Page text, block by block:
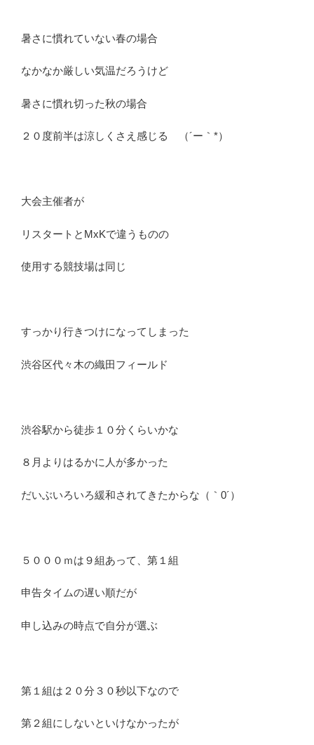
暑さに慣れていない春の場合
なかなか厳しい気温だろうけど
暑さに慣れ切った秋の場合
２０度前半は涼しくさえ感じる （´ー｀*）
大会主催者が
リスタートとMxKで違うものの
使用する競技場は同じ
すっかり行きつけになってしまった
渋谷区代々木の織田フィールド
渋谷駅から徒歩１０分くらいかな
８月よりはるかに人が多かった
だいぶいろいろ緩和されてきたからな（｀0´）
５０００ｍは９組あって、第１組
申告タイムの遅い順だが
申し込みの時点で自分が選ぶ
第１組は２０分３０秒以下なので
第２組にしないといけなかったが